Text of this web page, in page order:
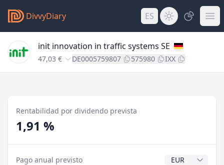
DivvyDiary ES
init innovation in traffic systems SE
47,03 € DE0005759807 575980 IXX
Rentabilidad por dividendo prevista
1,91 %
Pago anual previsto Divisa del